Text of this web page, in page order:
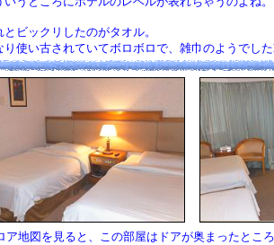
ビックリしたのがタオル。
使い古されていてボロボロで、雑巾のようでし
ア地図を見ると、この部屋はドアが奥まったとこ